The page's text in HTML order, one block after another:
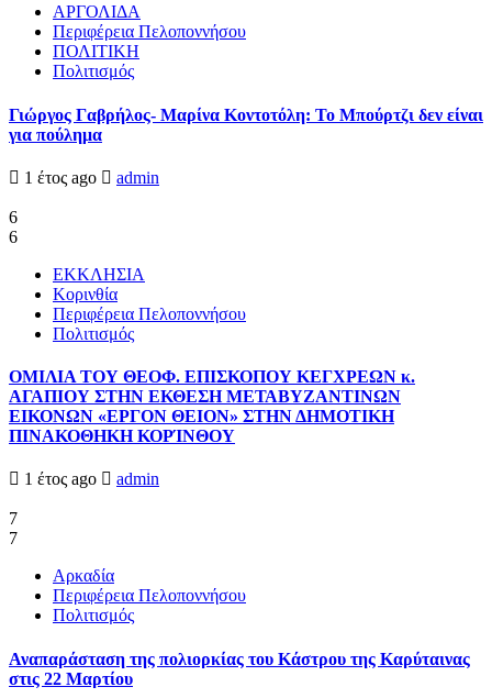
ΑΡΓΟΛΙΔΑ
Περιφέρεια Πελοποννήσου
ΠΟΛΙΤΙΚΗ
Πολιτισμός
Γιώργος Γαβρήλος- Μαρίνα Κοντοτόλη: Το Μπούρτζι δεν είναι
για πούλημα
1 έτος ago admin
6
6
ΕΚΚΛΗΣΙΑ
Κορινθία
Περιφέρεια Πελοποννήσου
Πολιτισμός
ΟΜΙΛΙΑ ΤΟΥ ΘΕΟΦ. ΕΠΙΣΚΟΠΟΥ ΚΕΓΧΡΕΩΝ κ.
ΑΓΑΠΙΟΥ ΣΤΗΝ ΕΚΘΕΣΗ ΜΕΤΑΒΥΖΑΝΤΙΝΩΝ
ΕΙΚΟΝΩΝ «ΕΡΓΟΝ ΘΕΙΟΝ» ΣΤΗΝ ΔΗΜΟΤΙΚΗ
ΠΙΝΑΚΟΘΗΚΗ ΚΟΡΊΝΘΟΥ
1 έτος ago admin
7
7
Αρκαδία
Περιφέρεια Πελοποννήσου
Πολιτισμός
Αναπαράσταση της πολιορκίας του Κάστρου της Καρύταινας
στις 22 Μαρτίου